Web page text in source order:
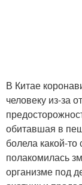
В Китае
человеку из-за
обитавшая в
болела какой-
полакомилась
организме под